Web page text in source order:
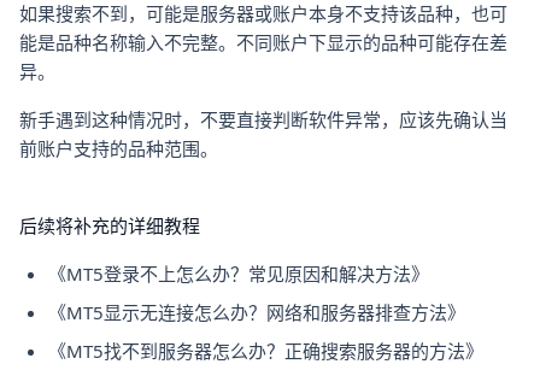
如果搜索不到，可能是服务器或账户本身不支持该品种，也可
能是品种名称输入不完整。不同账户下显示的品种可能存在差
异。
新手遇到这种情况时，不要直接判断软件异常，应该先确认当
前账户支持的品种范围。
后续将补充的详细教程
《MT5登录不上怎么办？常见原因和解决方法》
《MT5显示无连接怎么办？网络和服务器排查方法》
《MT5找不到服务器怎么办？正确搜索服务器的方法》